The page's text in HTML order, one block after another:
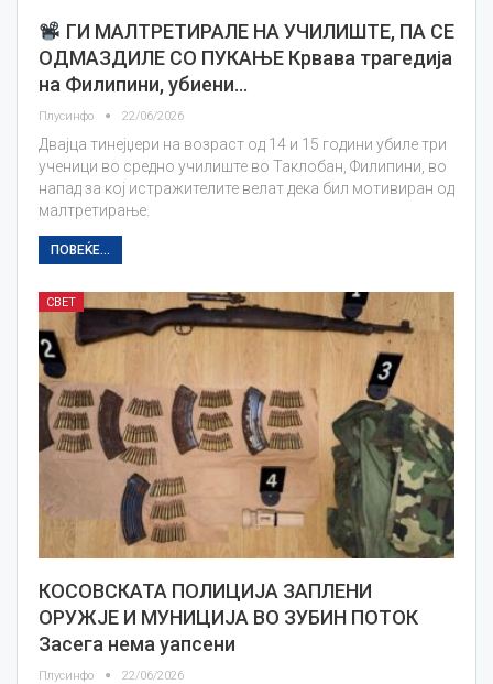
ГИ МАЛТРЕТИРАЛЕ НА УЧИЛИШТЕ, ПА СЕ
ОДМАЗДИЛЕ СО ПУКАЊЕ Крвава трагедија
на Филипини, убиени…
Плусинфо 22/06/2026
Двајца тинејџери на возраст од 14 и 15 години убиле три
ученици во средно училиште во Таклобан, Филипини, во
напад за кој истражителите велат дека бил мотивиран од
малтретирање.
ПОВЕЌЕ...
СВЕТ
КОСОВСКАТА ПОЛИЦИЈА ЗАПЛЕНИ
ОРУЖЈЕ И МУНИЦИЈА ВО ЗУБИН ПОТОК
Засега нема уапсени
Плусинфо 22/06/2026